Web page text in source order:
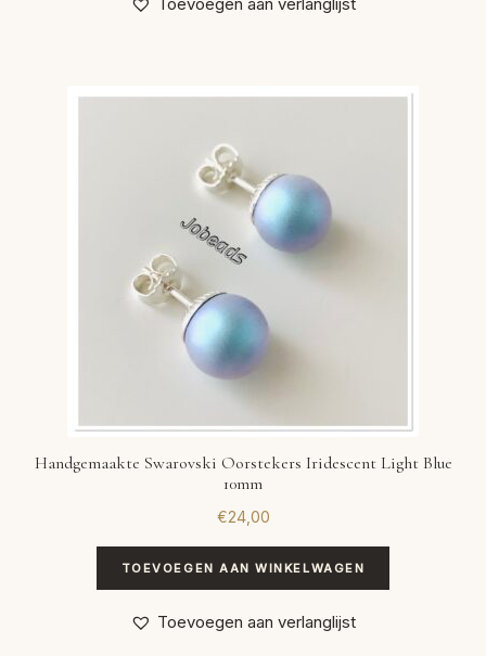
Handgemaakte Swarovski Oorstekers Iridescent Light Blue
10mm
€24,00
TOEVOEGEN AAN WINKELWAGEN
Toevoegen aan verlanglijst